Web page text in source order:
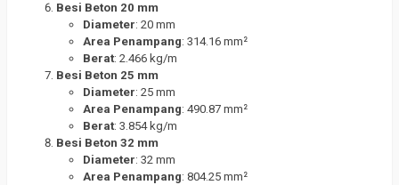
Besi Beton 20 mm
Diameter: 20 mm
Area Penampang: 314.16 mm²
Berat: 2.466 kg/m
Besi Beton 25 mm
Diameter: 25 mm
Area Penampang: 490.87 mm²
Berat: 3.854 kg/m
Besi Beton 32 mm
Diameter: 32 mm
Area Penampang: 804.25 mm²